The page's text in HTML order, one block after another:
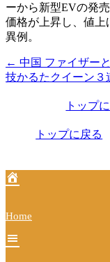
ーから新型EVの発
価格が上昇し、値上
異例。
投
稿
ー
ョ
ン
← 中国 ファイザー
技かるたクイーン３
トップ
トップに戻る
Home